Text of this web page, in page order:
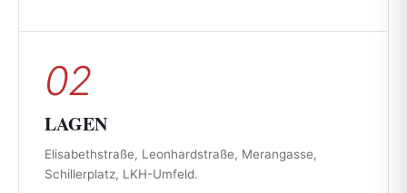
02
LAGEN
Elisabethstraße, Leonhardstraße, Merangasse,
Schillerplatz, LKH-Umfeld.